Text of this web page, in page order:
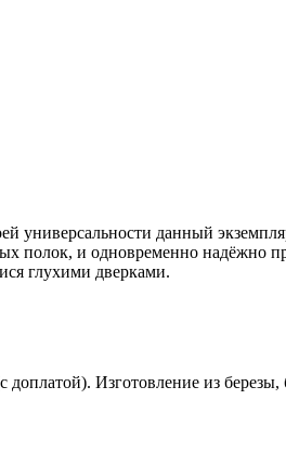
универсальности данный
полок, и одновременно надёжно
глухими дверками.
Изготовление из березы,